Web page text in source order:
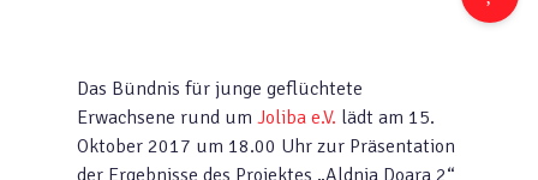
Das Bündnis für junge geflüchtete
Erwachsene rund um Joliba e.V. lädt am 15.
Oktober 2017 um 18.00 Uhr zur Präsentation
der Ergebnisse des Projektes „Aldnia Doara 2“